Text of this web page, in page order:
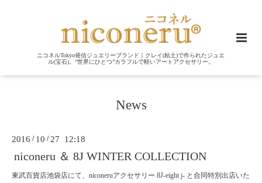
ニコネルTokyo発信ジュエリーブランド｜クレイ(粘土)で作られたジュエ
ル(宝石)。“世界にひとつ”カラフルで軽いアートアクセサリー。
News
2016 / 10 / 27 12:18
niconeru ＆ 8J WINTER COLLECTION
東武百貨店池袋店にて、niconeruアクセサリー 8J-eight j- と合同特別出店いた